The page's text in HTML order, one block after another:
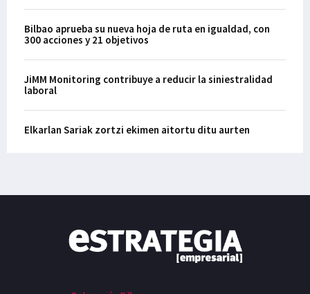
Bilbao aprueba su nueva hoja de ruta en igualdad, con
300 acciones y 21 objetivos
JiMM Monitoring contribuye a reducir la siniestralidad
laboral
Elkarlan Sariak zortzi ekimen aitortu ditu aurten